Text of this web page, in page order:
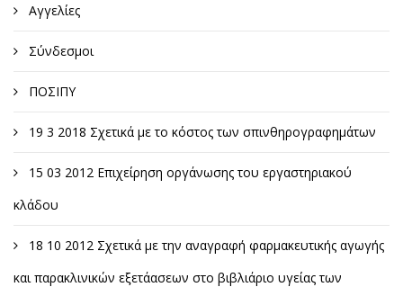
Αγγελίες
Σύνδεσμοι
ΠΟΣΙΠΥ
19 3 2018 Σχετικά με το κόστος των σπινθηρογραφημάτων
15 03 2012 Επιχείρηση οργάνωσης του εργαστηριακού
κλάδου
18 10 2012 Σχετικά με την αναγραφή φαρμακευτικής αγωγής
και παρακλινικών εξετάασεων στο βιβλιάριο υγείας των